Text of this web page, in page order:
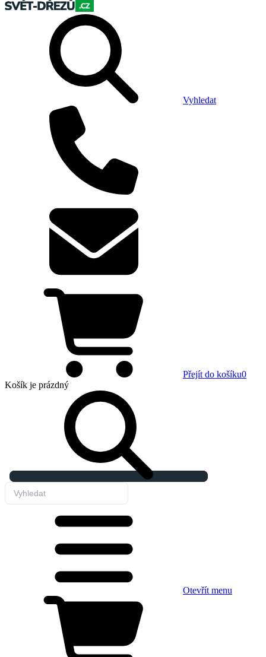
Vyhledat
Přejít do košíku0
Košík je prázdný
Otevřít menu